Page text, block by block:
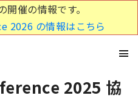
催の情報です。
2026 の情報はこちら
2025 協